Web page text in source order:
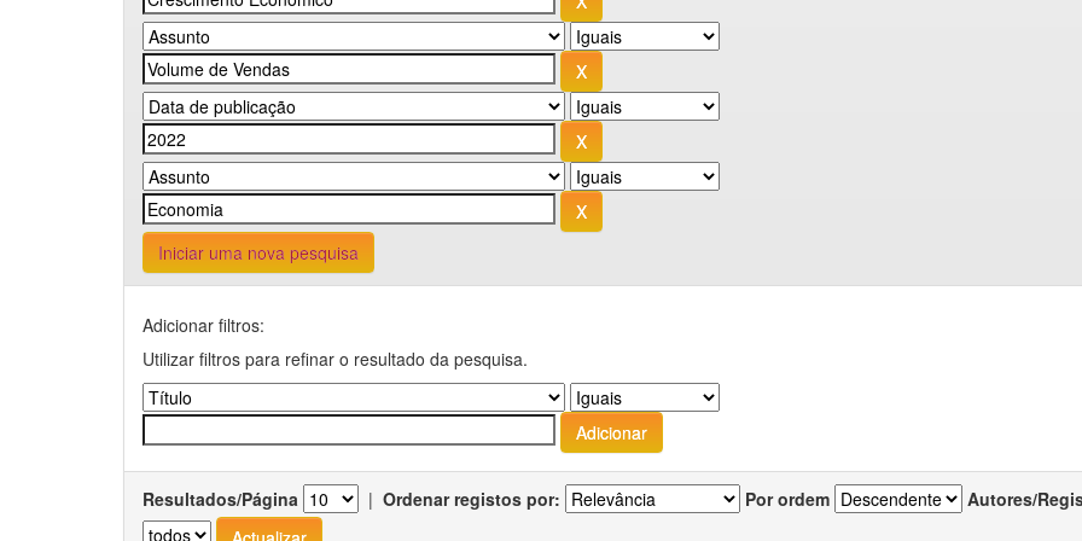
Iniciar uma nova pesquisa
Adicionar filtros:
Utilizar filtros para refinar o resultado da pesquisa.
Resultados/Página | Ordenar registos por: Por ordem Autores/